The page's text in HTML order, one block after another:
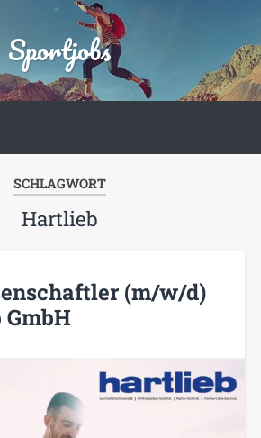
Sportjobs
SCHLAGWORT
Hartlieb
(m/w/d)